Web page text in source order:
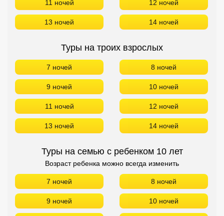
11 ночей 12 ночей
13 ночей 14 ночей
Туры на троих взрослых
7 ночей 8 ночей
9 ночей 10 ночей
11 ночей 12 ночей
13 ночей 14 ночей
Туры на семью с ребенком 10 лет
Возраст ребенка можно всегда изменить
7 ночей 8 ночей
9 ночей 10 ночей